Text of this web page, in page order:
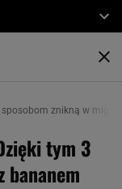
sposobom znikną w mig.
tym 3
bananem